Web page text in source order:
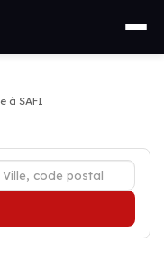
à SAFI